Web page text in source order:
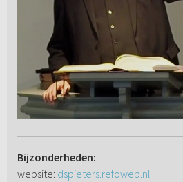
Bijzonderheden:
website: dspieters.refoweb.nl